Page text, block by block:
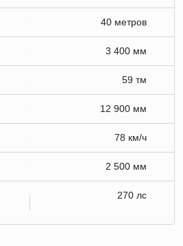
40 метров
3 400 мм
59 тм
12 900 мм
78 км/ч
2 500 мм
270 лс